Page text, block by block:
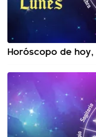
Horóscopo de